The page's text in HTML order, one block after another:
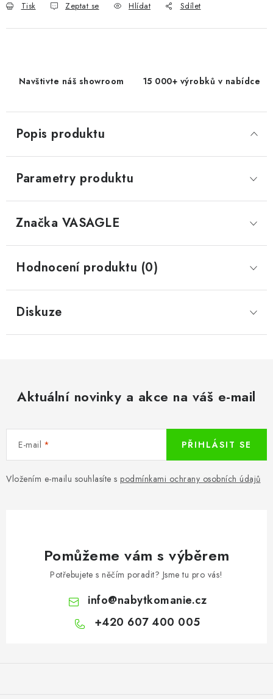
Tisk Zeptat se Hlídat Sdílet
Navštivte náš showroom 15 000+ výrobků v nabídce
Popis produktu
Parametry produktu
Značka VASAGLE
Hodnocení produktu (0)
Diskuze
Aktuální novinky a akce na váš e-mail
E-mail
Vložením e-mailu souhlasíte s podmínkami ochrany osobních údajů
PŘIHLÁSIT SE
Pomůžeme vám s výběrem
Potřebujete s něčím poradit? Jsme tu pro vás!
info@nabytkomanie.cz
+420 607 400 005